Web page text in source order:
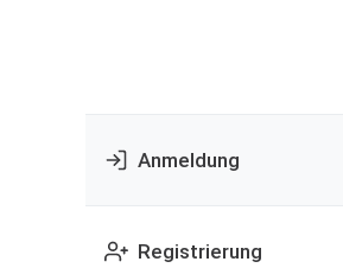
Anmeldung
Registrierung